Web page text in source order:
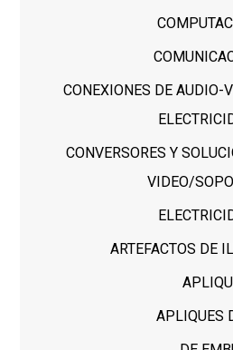
CONEXIONES DE AUDIO-
CONVERSORES Y
VIDEO/
ARTEFACTOS DE
APLIQUES